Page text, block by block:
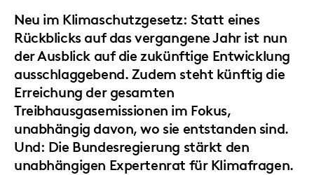
Neu im Klimaschutzgesetz: Statt eines
Rückblicks auf das vergangene Jahr ist nun
der Ausblick auf die zukünftige Entwicklung
ausschlaggebend. Zudem steht künftig die
Erreichung der gesamten
Treibhausgasemissionen im Fokus,
unabhängig davon, wo sie entstanden sind.
Und: Die Bundesregierung stärkt den
unabhängigen Expertenrat für Klimafragen.